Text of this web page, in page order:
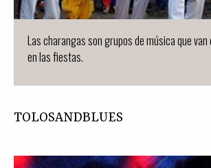
Las charangas son grupos de música que van
en las fiestas.
TOLOSANDBLUES